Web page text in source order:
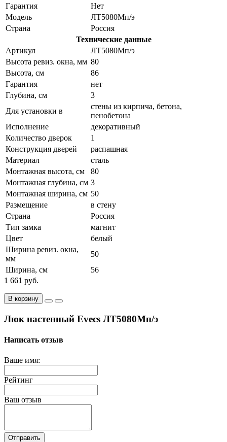
Гарантия
Нет
Модель
ЛТ5080Мп/э
Страна
Россия
Технические данные
Артикул
ЛТ5080Мп/э
Высота ревиз. окна, мм 80
Высота, см
86
Гарантия
нет
Глубина, см
3
Для установки в
стены из кирпича, бетона,
пенобетона
Исполнение
декоративный
Количество дверок
1
Конструкция дверей
распашная
Материал
сталь
Монтажная высота, см
80
Монтажная глубина, см 3
Монтажная ширина, см 50
Размещение
в стену
Страна
Россия
Тип замка
магнит
Цвет
белый
Ширина ревиз. окна,
мм
50
Ширина, см
56
1 661 руб.
В корзину
Люк настенный Evecs ЛТ5080Мп/э
Написать отзыв
Ваше имя:
Рейтинг
Ваш отзыв
Отправить